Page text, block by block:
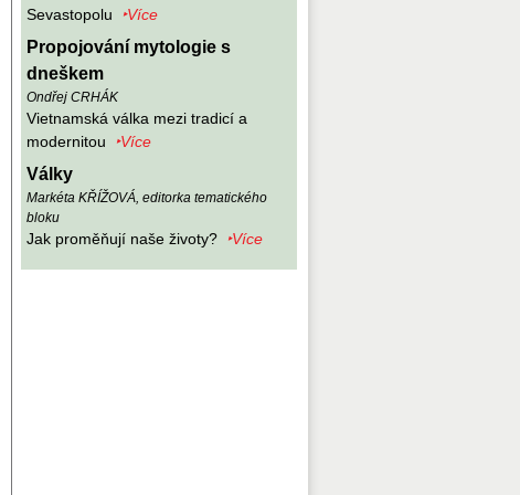
Sevastopolu ‣Více
Propojování mytologie s
dneškem
Ondřej CRHÁK
Vietnamská válka mezi tradicí a
modernitou
‣Více
Války
Markéta KŘÍŽOVÁ, editorka tematického
bloku
Jak proměňují naše životy? ‣Více